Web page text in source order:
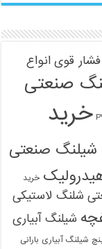
قوی انواع
صنعتی
خرید
شیلنگ صنعتی
خرید
شلنگ لاستیکی
شیلنگ آبیاری